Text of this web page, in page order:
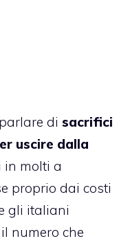
di sacrifici
uscire dalla
in molti a
proprio dai costi
gli italiani
numero che